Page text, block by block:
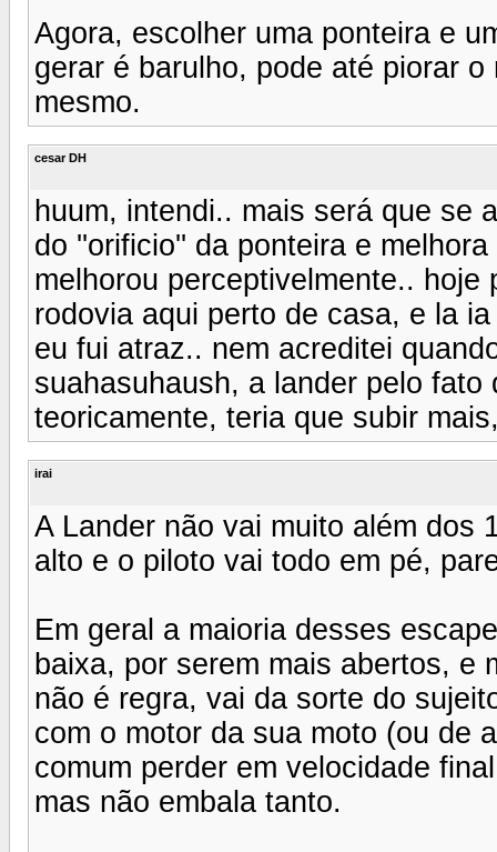
Agora, escolher uma ponteira e
gerar é barulho, pode até piorar
mesmo.
cesar DH
huum, intendi.. mais será que se
do ''orificio'' da ponteira e
melhorou perceptivelmente..
rodovia aqui perto de casa, e la
eu fui atraz.. nem acreditei
suahasuhaush, a lander pelo
teoricamente, teria que subir
irai
A Lander não vai muito além dos
alto e o piloto vai todo em pé,
Em geral a maioria desses
baixa, por serem mais abertos, e
não é regra, vai da sorte do
com o motor da sua moto (ou de
comum perder em velocidade
mas não embala tanto.